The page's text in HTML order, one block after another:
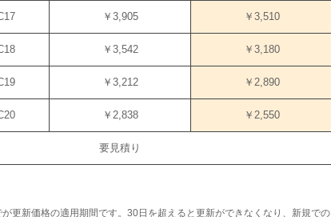
￥3,905 ￥3,510
￥3,542 ￥3,180
￥3,212 ￥2,890
￥2,838 ￥2,550
要見積り
更新価格の適用期間です。30日を超えると更新ができなくなり、新規での